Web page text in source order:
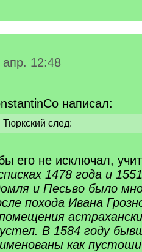
апр. 12:48
написал:
[
q
Тюркский след:
[
q
]
его не исключал,
1478 года и
и Песьво было
похода Ивана
В 1584 году
как пустоши